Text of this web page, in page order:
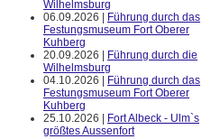
Wilhelmsburg
06.09.2026 |
Führung durch das
Festungsmuseum Fort Oberer
Kuhberg
20.09.2026 |
Führung durch die
Wilhelmsburg
04.10.2026 |
Führung durch das
Festungsmuseum Fort Oberer
Kuhberg
25.10.2026 |
Fort Albeck - Ulm`s
größtes Aussenfort